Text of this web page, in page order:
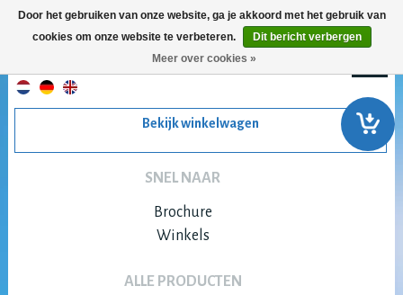
Bekijk winkelwagen
SNEL NAAR
Brochure
Winkels
ALLE PRODUCTEN
Door het gebruiken van onze website, ga je akkoord met het gebruik van
cookies om onze website te verbeteren.
Dit bericht verbergen
Meer over cookies »